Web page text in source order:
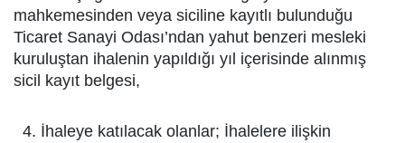
mahkemesinden veya siciline kayıtlı bulunduğu
Ticaret Sanayi Odası’ndan yahut benzeri mesleki
kuruluştan ihalenin yapıldığı yıl içerisinde alınmış
sicil kayıt belgesi,
İhaleye katılacak olanlar; İhalelere ilişkin